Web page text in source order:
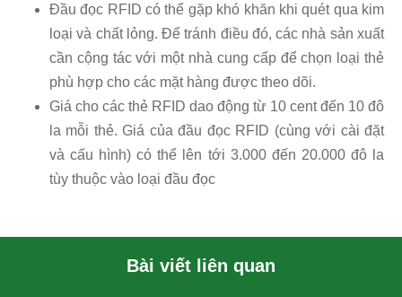
Đầu đọc RFID có thể gặp khó khăn khi quét qua kim
loại và chất lỏng. Để tránh điều đó, các nhà sản xuất
cần cộng tác với một nhà cung cấp để chọn loại thẻ
phù hợp cho các mặt hàng được theo dõi.
Giá cho các thẻ RFID dao động từ 10 cent đến 10 đô
la mỗi thẻ. Giá của đầu đọc RFID (cùng với cài đặt
và cấu hình) có thể lên tới 3.000 đến 20.000 đô la
tùy thuộc vào loại đầu đọc
Bài viết liên quan